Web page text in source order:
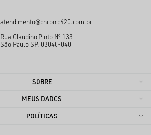
atendimento@chronic420.com.br
Rua Claudino Pinto Nº 133
São Paulo SP, 03040-040
SOBRE
MEUS DADOS
POLÍTICAS